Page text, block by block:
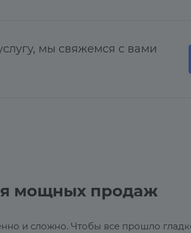
мы свяжемся с вами
мощных продаж
и сложно. Чтобы все прошло